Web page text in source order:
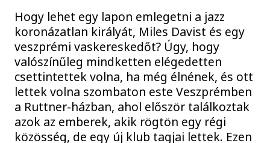
Hogy lehet egy lapon emlegetni a jazz
koronázatlan királyát, Miles Davist és egy
veszprémi vaskereskedőt? Úgy, hogy
valószínűleg mindketten elégedetten
csettintettek volna, ha még élnének, és ott
lettek volna szombaton este Veszprémben
a Ruttner-házban, ahol először találkoztak
azok az emberek, akik rögtön egy régi
közösség, de egy új klub tagjai lettek. Ezen